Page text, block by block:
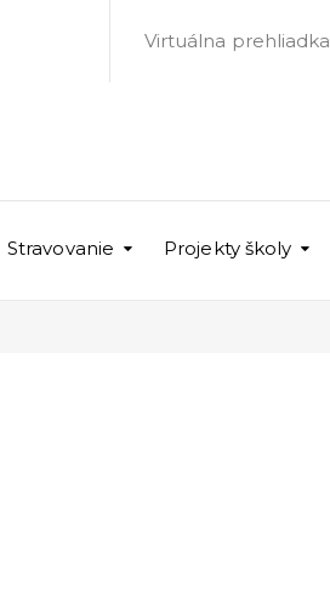
Virtuálna prehliadka
Stravovanie Projekty školy